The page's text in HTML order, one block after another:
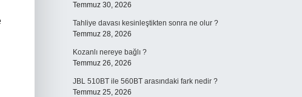
Temmuz 30, 2026
Tahliye davası kesinleştikten sonra ne olur ?
Temmuz 28, 2026
Kozanlı nereye bağlı ?
Temmuz 26, 2026
JBL 510BT ile 560BT arasındaki fark nedir ?
Temmuz 25, 2026